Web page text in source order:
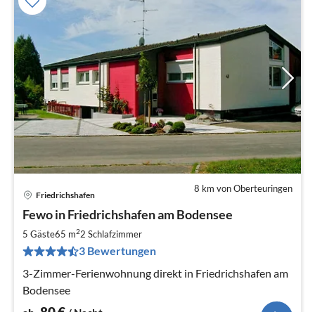
8 km von Oberteuringen
Friedrichshafen
Fewo in Friedrichshafen am Bodensee
5 Gäste65 m22 Schlafzimmer
3 Bewertungen
3-Zimmer-Ferienwohnung direkt in Friedrichshafen am
Bodensee